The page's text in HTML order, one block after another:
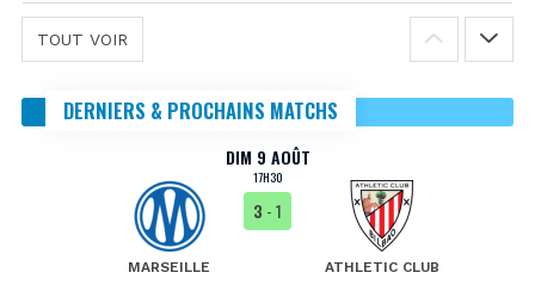
TOUT VOIR
DERNIERS & PROCHAINS MATCHS
DIM 9 AOÛT
17H30
MARSEILLE
3 - 1
ATHLETIC CLUB